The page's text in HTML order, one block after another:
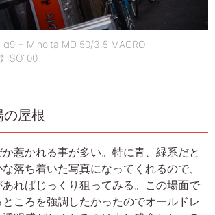
+ Minolta MD 50/3.5 MACRO
ISO100
屋根
惹かれる事が多い。特に青、緑系だと
落ち着いた写真になってくれるので、
ればじっくり狙ってみる。この場面で
ころを強調したかったのでオールドレ